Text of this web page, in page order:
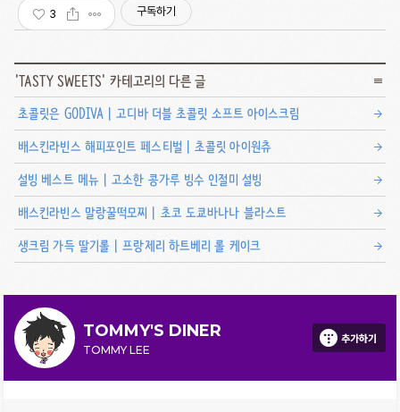
3 구독하기
'TASTY SWEETS' 카테고리의 다른 글
초콜릿은 GODIVA | 고디바 더블 초콜릿 소프트 아이스크림
배스킨라빈스 해피포인트 페스티벌 | 초콜릿 아이원츄
설빙 베스트 메뉴 | 고소한 콩가루 빙수 인절미 설빙
배스킨라빈스 말랑꿀떡모찌 | 초코 도쿄바나나 블라스트
생크림 가득 딸기롤 | 프랑제리 하트베리 롤 케이크
TOMMY'S DINER
TOMMY LEE
추가하기